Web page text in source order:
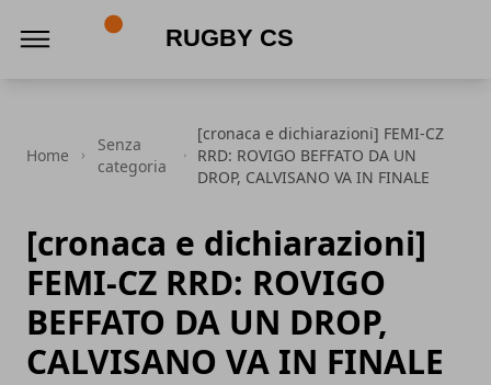
Home
Senza
categoria
[cronaca e dichiarazioni] FEMI-CZ
RRD: ROVIGO BEFFATO DA UN
DROP, CALVISANO VA IN FINALE
[cronaca e dichiarazioni]
FEMI-CZ RRD: ROVIGO
BEFFATO DA UN DROP,
CALVISANO VA IN FINALE